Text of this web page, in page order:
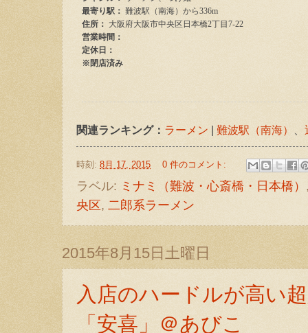
関連ランキング： ラーメン | 難波駅（南海）
時刻: 8月 17, 2015 0 件のコメント:
ラベル: ミナミ（難波・心斎橋・日本橋）
央区, 二郎系ラーメン
2015年8月15日土曜日
入店のハードルが高い
「安喜」＠あびこ